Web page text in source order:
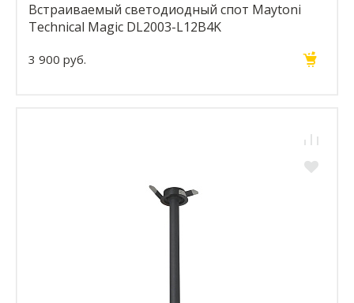
Встраиваемый светодиодный спот Maytoni
Technical Magic DL2003-L12B4K
3 900 руб.